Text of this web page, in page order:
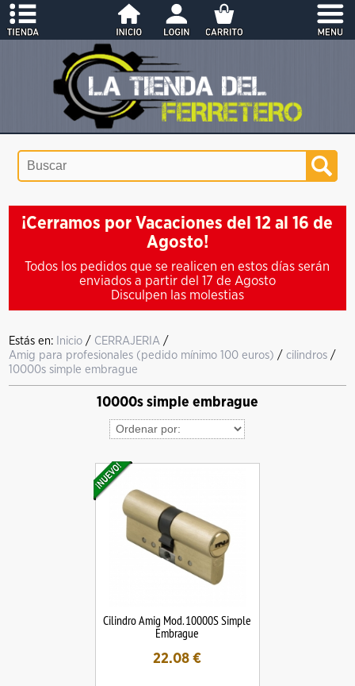
¡Cerramos por Vacaciones del 12 al 16 de
Agosto!
Todos los pedidos que se realicen en estos días serán
enviados a partir del 17 de Agosto
Disculpen las molestias
Estás en: Inicio / CERRAJERIA /
Amig para profesionales (pedido mínimo 100 euros) /cilindros /
10000s simple embrague
10000s simple embrague
Cilindro Amig Mod. 10000S Simple
Embrague
22.08 €